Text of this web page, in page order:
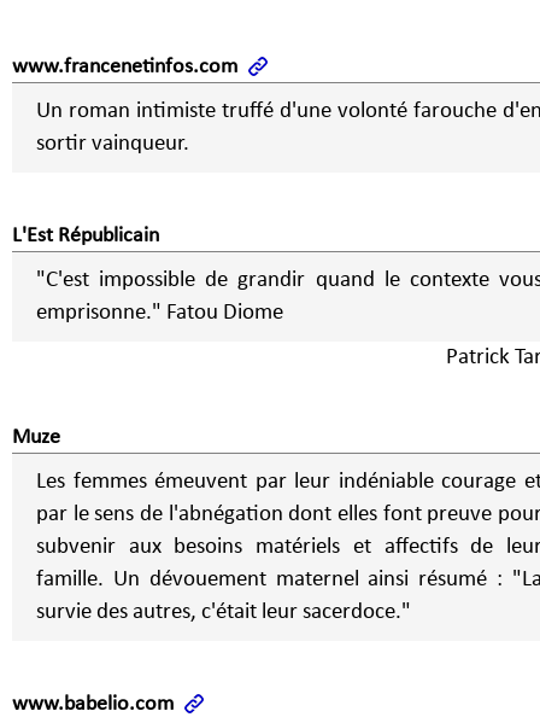
www.francenetinfos.com
Un roman intimiste truffé d'une volonté farouche
sortir vainqueur.
L'Est Républicain
"C'est impossible de grandir quand le contexte
emprisonne." Fatou Diome
Patrick
Muze
Les femmes émeuvent par leur indéniable courage
par le sens de l'abnégation dont elles font preuve
subvenir aux besoins matériels et affectifs de
famille. Un dévouement maternel ainsi résumé :
survie des autres, c'était leur sacerdoce."
www.babelio.com